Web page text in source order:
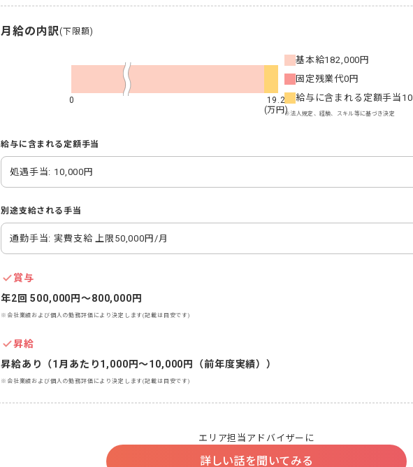
月給の内訳 (下限額)
0
19.2
(万円)
基本給182,000円
固定残業代0円
給与に含まれる定額手当
※法人規定、経験、スキル等に基づき決定
給与に含まれる定額手当
処遇手当: 10,000円
別途支給される手当
通勤手当: 実費支給 上限50,000円/月
賞与
年2回 500,000円〜800,000円
※会社業績および個人の勤務評価により決定します(記載は目安です)
昇給
昇給あり（1月あたり1,000円～10,000円（前年度実績））
※会社業績および個人の勤務評価により決定します(記載は目安です)
エリア担当アドバイザーに
詳しい話を聞いてみる